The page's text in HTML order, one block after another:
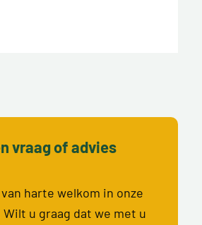
vraag of advies
harte welkom in onze
u graag dat we met u